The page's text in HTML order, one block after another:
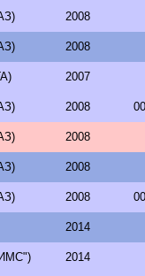
2008
2008
2007
2008
2008
2008
2008
2014
2014